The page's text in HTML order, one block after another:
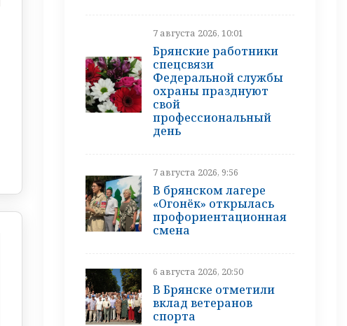
7 августа 2026, 10:01
Брянские работники
спецсвязи
Федеральной службы
охраны празднуют
свой
профессиональный
день
7 августа 2026, 9:56
В брянском лагере
«Огонёк» открылась
профориентационная
смена
6 августа 2026, 20:50
В Брянске отметили
вклад ветеранов
спорта